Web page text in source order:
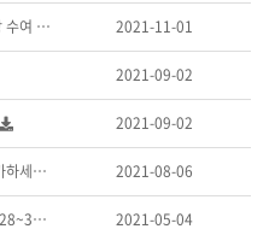
2021년 11월 1일 천안시청 유공시민 표창 수여 -… 2021-11-01
2021-09-02
2021-09-02
카카오톡에서 "WOONYOUNG" 채널 추가하세요!!! 2021-08-06
2021 대한민국전기산업엑스포(2021.04.28~30… 2021-05-04